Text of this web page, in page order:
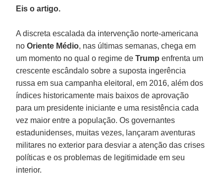
Eis o artigo.
A discreta escalada da intervenção norte-americana
noOriente Médio, nas últimas semanas, chega em
um momento no qual o regime deTrump enfrenta um
crescente escândalo sobre a suposta ingerência
russa em sua campanha eleitoral, em 2016, além dos
índices historicamente mais baixos de aprovação
para um presidente iniciante e uma resistência cada
vez maior entre a população. Os governantes
estadunidenses, muitas vezes, lançaram aventuras
militares no exterior para desviar a atenção das crises
políticas e os problemas de legitimidade em seu
interior.